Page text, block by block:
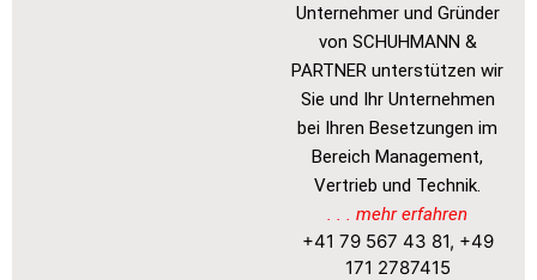
Unternehmer und Gründer
von SCHUHMANN &
PARTNER unterstützen wir
Sie und Ihr Unternehmen
bei Ihren Besetzungen im
Bereich Management,
Vertrieb und Technik.
. . . mehr erfahren
+41 79 567 43 81, +49
171 2787415